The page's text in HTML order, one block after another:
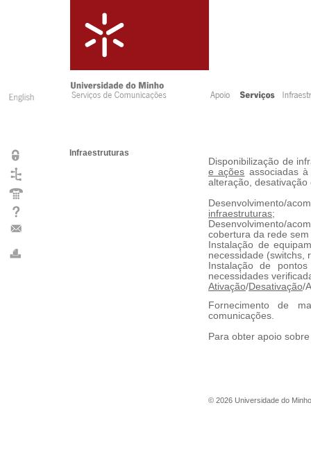
Infraestruturas
Disponibilização de
e ações associadas
alteração,
Desenvolvimento/
infraestruturas;
Desenvolvimento/
cobertura da rede sem
Instalação de
necessidade (switchs,
Instalação de
necessidades
Ativação/Desativação/
Fornecimento de
comunicações.
Para obter apoio
© 2026 Universidade do